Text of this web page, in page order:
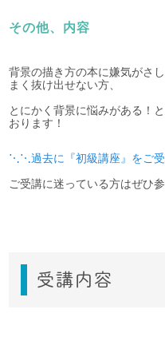
その他、内容
背景の描き方の本に嫌気がさ
まく抜け出せない方、
とにかく背景に悩みがある！
おります！
⋱⋱過去に『初級講座』をご
ご受講に迷っている方はぜひ
受講内容